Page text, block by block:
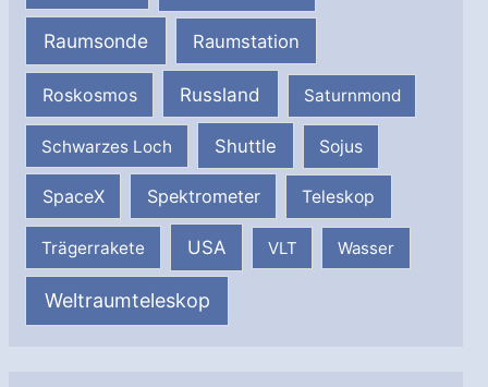
Raumsonde Raumstation
Roskosmos Russland Saturnmond
Schwarzes Loch Shuttle Sojus
SpaceX Spektrometer Teleskop
Trägerrakete USA VLT Wasser
Weltraumteleskop